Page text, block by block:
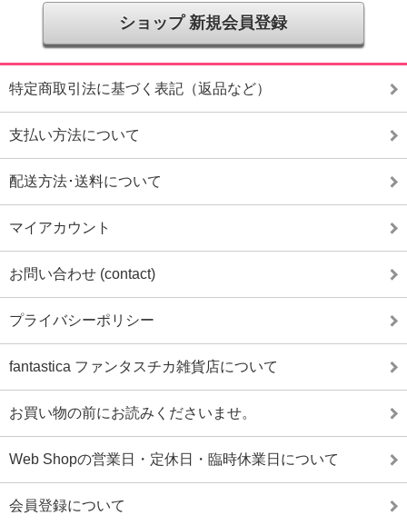
ショップ 新規会員登録
特定商取引法に基づく表記（返品など）
支払い方法について
配送方法･送料について
マイアカウント
お問い合わせ (contact)
プライバシーポリシー
fantastica ファンタスチカ雑貨店について
お買い物の前にお読みくださいませ。
Web Shopの営業日・定休日・臨時休業日について
会員登録について